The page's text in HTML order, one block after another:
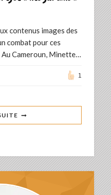
contenus images des
combat pour ces
Cameroun, Minette…
1